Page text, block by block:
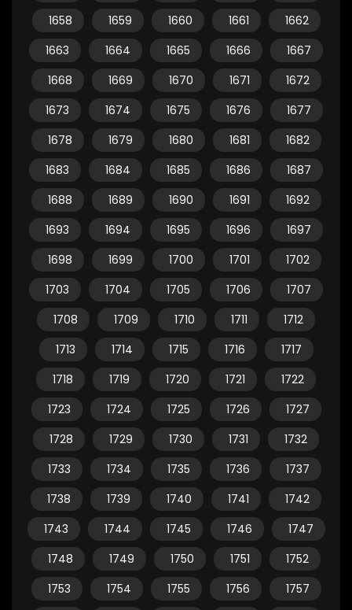
1658
1659 1660 1661
1662
1663
1664 1665 1666
1667
1668
1669 1670 1671
1672
1673
1674 1675 1676
1677
1678
1679 1680 1681
1682
1683
1684 1685 1686
1687
1688
1689 1690 1691
1692
1693
1694 1695 1696
1697
1698
1699 1700 1701
1702
1703
1704 1705 1706
1707
1708
1709 1710 1711
1712
1713
1714 1715 1716
1717
1718
1719 1720 1721
1722
1723
1724 1725 1726
1727
1728
1729 1730 1731
1732
1733
1734 1735 1736
1737
1738
1739 1740 1741
1742
1743
1744 1745 1746
1747
1748
1749 1750 1751
1752
1753
1754 1755 1756
1757